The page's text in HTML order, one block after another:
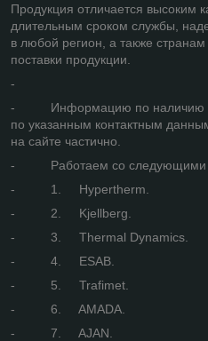
Продукция отличается высоким
длительным сроком службы,
в любой регион, а также
поставки продукции.
-
- Информацию по наличию и
по указанным контактным
на сайте частично.
- Работаем со следующими
- 1. Hypertherm.
- 2. Kjellberg.
- 3. Thermal Dynamics.
- 4. ESAB.
- 5. Trafimet.
- 6. AMADA.
- 7. AJAN.